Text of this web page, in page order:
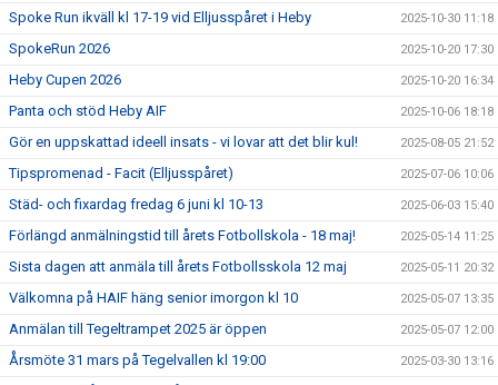
Spoke Run ikväll kl 17-19 vid Elljusspåret i Heby 2025-10-30 11:18
SpokeRun 2026 2025-10-20 17:30
Heby Cupen 2026 2025-10-20 16:34
Panta och stöd Heby AIF 2025-10-06 18:18
Gör en uppskattad ideell insats - vi lovar att det blir kul! 2025-08-05 21:52
Tipspromenad - Facit (Elljusspåret) 2025-07-06 10:06
Städ- och fixardag fredag 6 juni kl 10-13 2025-06-03 15:40
Förlängd anmälningstid till årets Fotbollskola - 18 maj! 2025-05-14 11:25
Sista dagen att anmäla till årets Fotbollsskola 12 maj 2025-05-11 20:32
Välkomna på HAIF häng senior imorgon kl 10 2025-05-07 13:35
Anmälan till Tegeltrampet 2025 är öppen 2025-05-07 12:00
Årsmöte 31 mars på Tegelvallen kl 19:00 2025-03-30 13:16